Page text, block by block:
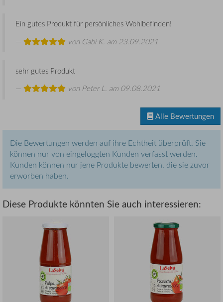
Ein gutes Produkt für persönliches Wohlbefinden!
von Gabi K. am 23.09.2021
sehr gutes Produkt
von Peter L. am 09.08.2021
Alle Bewertungen
Die Bewertungen werden auf ihre Echtheit überprüft. Sie
können nur von eingeloggten Kunden verfasst werden.
Kunden können nur jene Produkte bewerten, die sie zuvor
erworben haben.
Diese Produkte könnten Sie auch interessieren: